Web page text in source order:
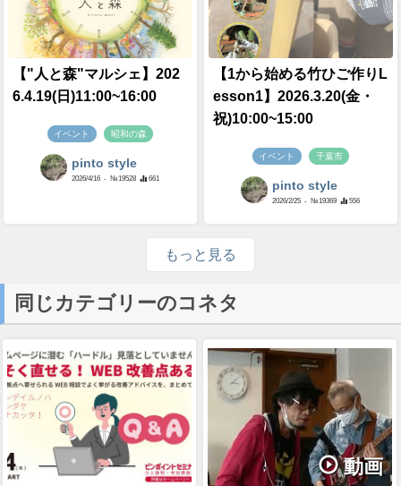
【"人と森"マルシェ】202
6.4.19(日)11:00~16:00
イベント 昭和の森
pinto style
2026/4/16 - №19528 661
【1から始める竹ひご作りL
esson1】2026.3.20(金・
祝)10:00~15:00
イベント 千葉市
pinto style
2026/2/25 - №19369 556
もっと見る
同じカテゴリーのコネタ
動画